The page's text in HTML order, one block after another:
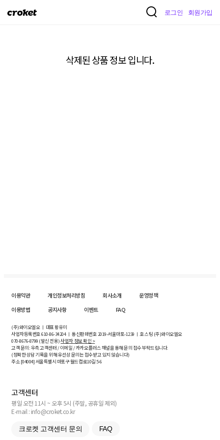
크
로그인 회원가입
삭제된 상품 정보 입니다.
이용약관 개인정보처리방침 회사소개
운영정책
이용방법
공지사항 이벤트 FAQ
(주)와이오엘오 ㅣ 대표 황유미
사업자등록번호610-86-34204ㅣ 통신판매번호 2019-서울마포-1239 ㅣ 호스팅 (주)와이오엘오
070-8676-8799 (발신 전용)사업자 정보 확인 >
고객 문의: 우측 고객센터 / 이메일 / 카카오플러스 채널을 통해 문의 접수 부탁드립니다.
(정확한 상담 기록을 위해 유선상 문의는 접수받고 있지 않습니다)
주소 [04004] 서울특별시 마포구 월드컵로10길5-6
고객센터
평일 오전 11시 ~ 오후 5시 (주말, 공휴일 제외)
E-mail : info@croket.co.kr
크로켓 고객센터 문의 FAQ